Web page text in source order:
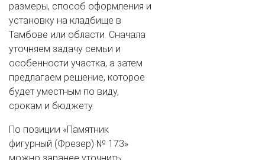
размеры, способ оформления и
установку на кладбище в
Тамбове или области. Сначала
уточняем задачу семьи и
особенности участка, а затем
предлагаем решение, которое
будет уместным по виду,
срокам и бюджету.
По позиции «Памятник
фигурный (Фрезер) № 173»